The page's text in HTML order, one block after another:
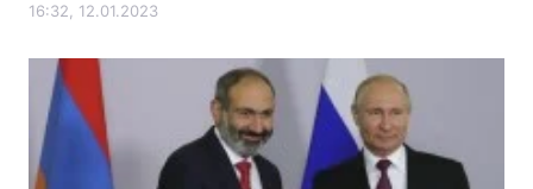
16:32, 12.01.2023